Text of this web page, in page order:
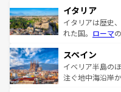
イタリア
イタリアは歴史
れた国。 ローマ
ろん、トスカー
景など、自然景
ピザやパスタな
スペイン
イベリア半島の
注ぐ地中海沿岸